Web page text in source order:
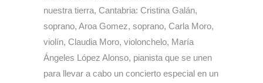
nuestra tierra, Cantabria: Cristina Galán,
soprano, Aroa Gomez, soprano, Carla Moro,
violín, Claudia Moro, violonchelo, María
Ángeles López Alonso, pianista que se unen
para llevar a cabo un concierto especial en un